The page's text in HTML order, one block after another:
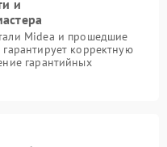
и
Midea и прошедшие
корректную
гарантийных